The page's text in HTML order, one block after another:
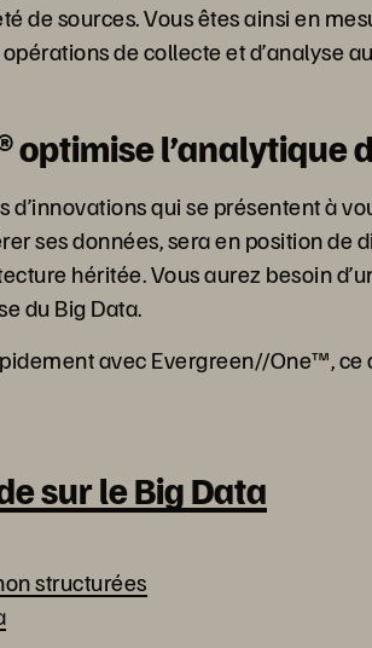
de sources. Vous êtes ainsi en
de collecte et d’analyse
optimise l’analytique
qui se présentent à
ses données, sera en position
héritée. Vous aurez besoin
du Big Data.
avec Evergreen//One™,
sur le Big Data
structurées